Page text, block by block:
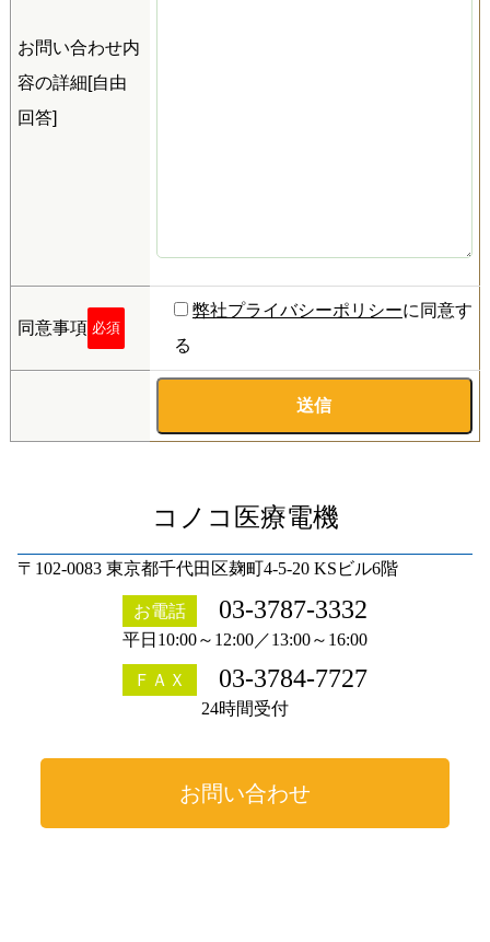
お問い合わせ内
容の詳細[自由
回答]
同意事項 必須
弊社プライバシーポリシーに同意す
る
コノコ医療電機
〒102-0083 東京都千代田区麹町4-5-20 KSビル6階
お電話 03-3787-3332
平日10:00～12:00／13:00～16:00
ＦＡＸ 03-3784-7727
24時間受付
お問い合わせ